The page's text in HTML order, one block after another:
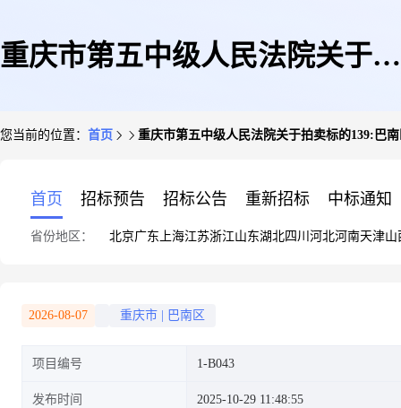
重庆市第五中级人民法院关于拍
的公告(二次)
您当前的位置： 首页 重庆市第五中级人民法院关于拍卖标的139:巴
首页 招标预告 招标公告 重新招标 中标通知
省份地区： 北京广东 上海江苏浙江山东湖北四川 河北河南天津山
2026-08-07 重庆市 巴南区
项目编号 1-B043
发布时间 2025-10-29 11:48:55